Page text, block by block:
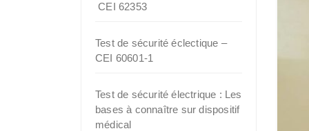
CEI 62353
Test de sécurité éclectique –
CEI 60601‑1
Test de sécurité électrique : Les
bases à connaître sur dispositif
médical